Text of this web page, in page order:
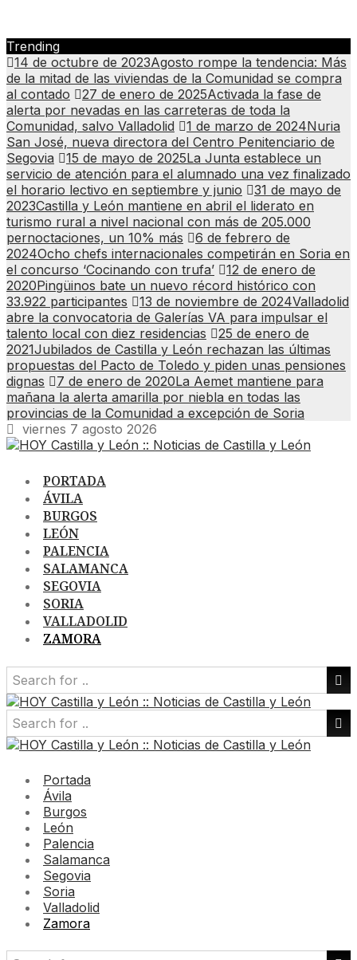
Trending
14 de octubre de 2023Agosto rompe la tendencia: Más
de la mitad de las viviendas de la Comunidad se compra
al contado
27 de enero de 2025Activada la fase de
alerta por nevadas en las carreteras de toda la
Comunidad, salvo Valladolid
1 de marzo de 2024Nuria
San José, nueva directora del Centro Penitenciario de
Segovia
15 de mayo de 2025La Junta establece un
servicio de atención para el alumnado una vez finalizado
el horario lectivo en septiembre y junio
31 de mayo de
2023Castilla y León mantiene en abril el liderato en
turismo rural a nivel nacional con más de 205.000
pernoctaciones, un 10% más
6 de febrero de
2024Ocho chefs internacionales competirán en Soria en
el concurso ‘Cocinando con trufa’
12 de enero de
2020Pingüinos bate un nuevo récord histórico con
33.922 participantes
13 de noviembre de 2024Valladolid
abre la convocatoria de Galerías VA para impulsar el
talento local con diez residencias
25 de enero de
2021Jubilados de Castilla y León rechazan las últimas
propuestas del Pacto de Toledo y piden unas pensiones
dignas
7 de enero de 2020La Aemet mantiene para
mañana la alerta amarilla por niebla en todas las
provincias de la Comunidad a excepción de Soria
viernes 7 agosto 2026
PORTADA
ÁVILA
BURGOS
LEÓN
PALENCIA
SALAMANCA
SEGOVIA
SORIA
VALLADOLID
ZAMORA
Portada
Ávila
Burgos
León
Palencia
Salamanca
Segovia
Soria
Valladolid
Zamora